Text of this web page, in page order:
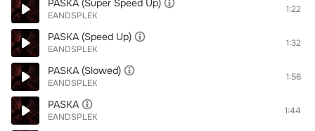
PASKA (Super Speed Up)
EANDSPLEK
1:22
PASKA (Speed Up)
EANDSPLEK
1:32
PASKA (Slowed)
EANDSPLEK
1:56
PASKA
EANDSPLEK
1:44